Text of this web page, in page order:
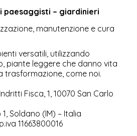
paesaggisti – giardinieri
manutenzione e cura
versatili, utilizzando
piante leggere che danno vita
trasformazione, come noi.
Fisca, 1, 10070 San Carlo
Soldano (IM) – Italia
11663800016